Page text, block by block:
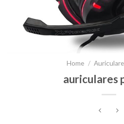
Home /
auriculares